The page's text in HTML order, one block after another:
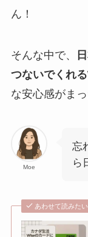
ん！
そんな中で、
つないでくれ
な安心感がま
Moe
忘
ら
あわせて読みたい